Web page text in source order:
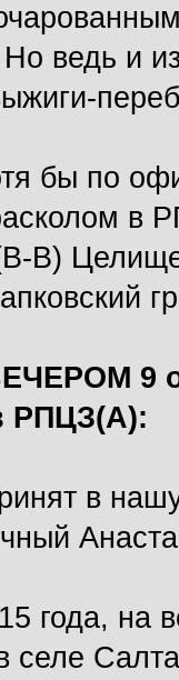
ведь и
бы по
в
В)
9
РПЦЗ(А):
в
года, на
селе